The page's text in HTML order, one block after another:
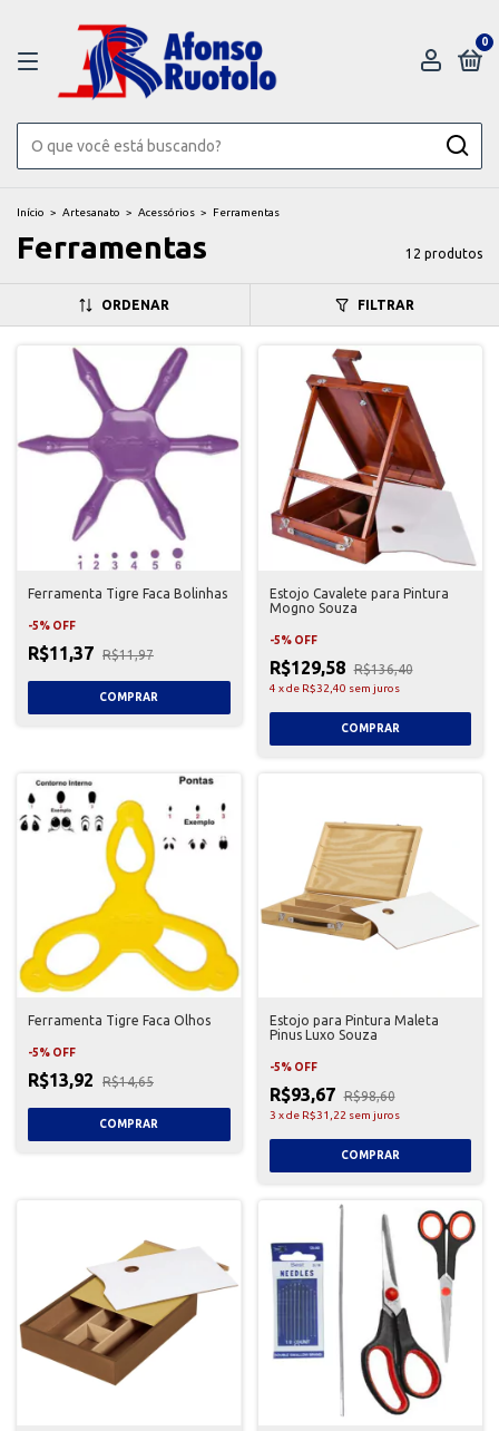
0
Início > Artesanato > Acessórios > Ferramentas
Ferramentas 12 produtos
ORDENAR FILTRAR
Ferramenta Tigre Faca Bolinhas
-5% OFF
R$11,37 R$11,97
Estojo Cavalete para Pintura
Mogno Souza
-5% OFF
R$129,58 R$136,40
4 xde R$32,40 sem juros
Ferramenta Tigre Faca Olhos
-5% OFF
R$13,92 R$14,65
Estojo para Pintura Maleta
Pinus Luxo Souza
-5% OFF
R$93,67 R$98,60
3 xde R$31,22 sem juros